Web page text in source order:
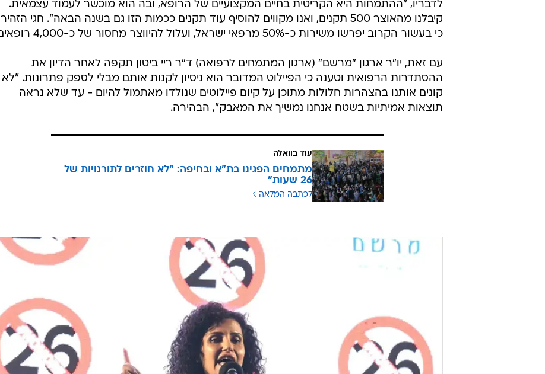
לדבריו, "ההתמחות היא הקריטית בחיים המקצועיים של הרופא, ובה הוא מוכשר לעמוד עצמאית.
קיבלנו מהאוצר 500 תקנים, ואנו מקווים להוסיף עוד תקנים ככמות הזו גם בשנה הבאה". חגי הזהיר
כי בעשור הקרוב יפרשו משירות כ-50% מרפאי ישראל, ועלול להיווצר מחסור של כ-4,000 רופאים.
עם זאת, יו"ר ארגון "מרשם" (ארגון המתמחים לרפואה) ד"ר ריי ביטון תקפה לאחר הדיון את
ההסתדרות הרפואית וטענה כי הפיילוט המדובר הוא ניסיון לקנות אותם מבלי לספק פתרונות. "לא
קונים אותנו בהצהרות חלולות מתוכן על קיום פיילוטים שנולדו מאתמול להיום - עד שלא נראה
תוצאות אמיתיות בשטח אנחנו נמשיך את המאבק", הבהירה.
עוד בוואלה
מתמחים הפגינו בת"א ובחיפה: "לא חוזרים לתורנויות של
26 שעות"
לכתבה המלאה